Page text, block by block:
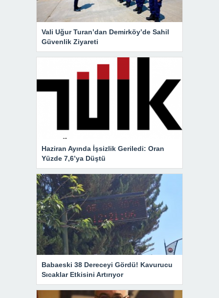
Vali Uğur Turan’dan Demirköy’de Sahil
Güvenlik Ziyareti
Haziran Ayında İşsizlik Geriledi: Oran
Yüzde 7,6’ya Düştü
Babaeski 38 Dereceyi Gördü! Kavurucu
Sıcaklar Etkisini Artırıyor